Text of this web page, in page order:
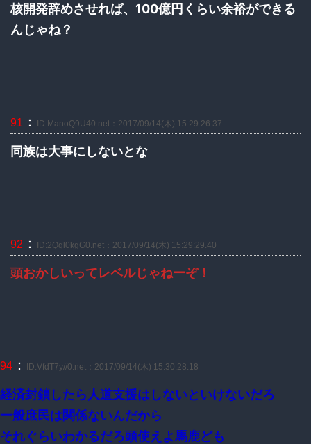
核開発辞めさせれば、100億円くらい余裕ができる
んじゃね？
91 ： ID:ManoQ9U40.net：2017/09/14(木) 15:29:26.37
同族は大事にしないとな
92 ： ID:2Qql0kgG0.net：2017/09/14(木) 15:29:29.40
頭おかしいってレベルじゃねーぞ！
94 ： ID:VfdT7y//0.net：2017/09/14(木) 15:30:28.18
経済封鎖したら人道支援はしないといけないだろ
一般庶民は関係ないんだから
それぐらいわかるだろ頭使えよ馬鹿ども